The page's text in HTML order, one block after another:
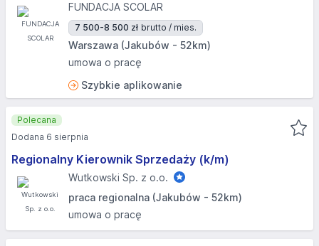
FUNDACJA SCOLAR
7 500-8 500 zł brutto / mies.
Warszawa (Jakubów - 52km)
umowa o pracę
Szybkie aplikowanie
Regionalny Kierownik Sprzedaży (k/m)
Wutkowski Sp. z o.o.
praca regionalna (Jakubów - 52km)
umowa o pracę
Polecana
Dodana 6 sierpnia